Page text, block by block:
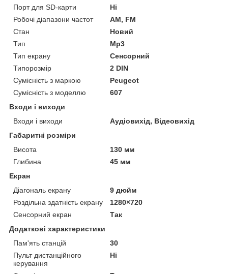
Порт для SD-карти
Ні
Робочі діапазони частот
AM, FM
Стан
Новий
Тип
Mp3
Тип екрану
Сенсорний
Типорозмір
2 DIN
Сумісність з маркою
Peugeot
Сумісність з моделлю
607
Входи і виходи
Входи і виходи
Аудіовихід, Відеовихід
Габаритні розміри
Висота
130 мм
Глибина
45 мм
Екран
Діагональ екрану
9 дюйм
Роздільна здатність екрану
1280×720
Сенсорний екран
Так
Додаткові характеристики
Пам'ять станцій
30
Пульт дистанційного
керування
Ні